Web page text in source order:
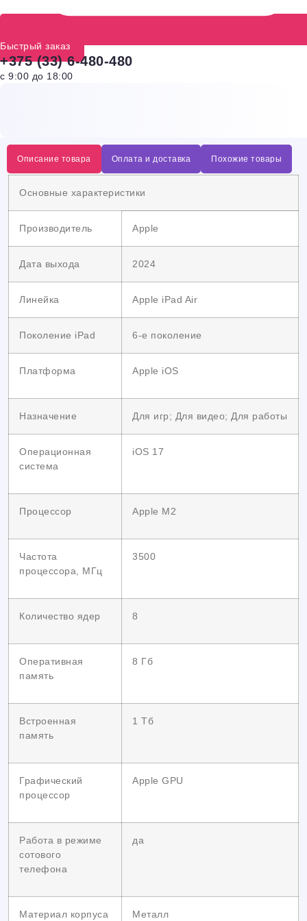
Быстрый заказ
+375 (33) 6-480-480
с 9:00 до 18:00
Описание товара Оплата и доставка Похожие товары
Основные характеристики
Производитель Apple
Дата выхода 2024
Линейка Apple iPad Air
Поколение iPad 6-е поколение
Платформа Apple iOS
Назначение Для игр; Для видео; Для работы
Операционная
система
iOS 17
Процессор Apple M2
Частота
процессора, МГц
3500
Количество ядер 8
Оперативная
память
8 Гб
Встроенная
память
1 Тб
Графический
процессор
Apple GPU
Работа в режиме
сотового
телефона
да
Материал корпуса Металл